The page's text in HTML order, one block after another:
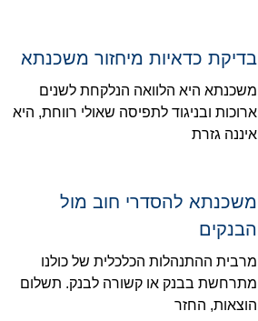
בדיקת כדאיות מיחזור משכנתא
משכנתא היא הלוואה הנלקחת לשנים
ארוכות ובניגוד לתפיסה שאולי רווחת, היא
איננה גזרת
משכנתא להסדרי חוב מול
הבנקים
מרבית ההתנהלות הכלכלית של כולנו
מתרחשת בבנק או קשורה לבנק. תשלום
הוצאות, החזר